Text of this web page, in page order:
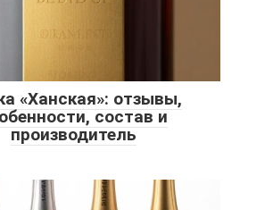
«Ханская»: отзывы,
состав и
производитель